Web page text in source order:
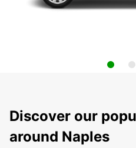
Discover our
around Naples